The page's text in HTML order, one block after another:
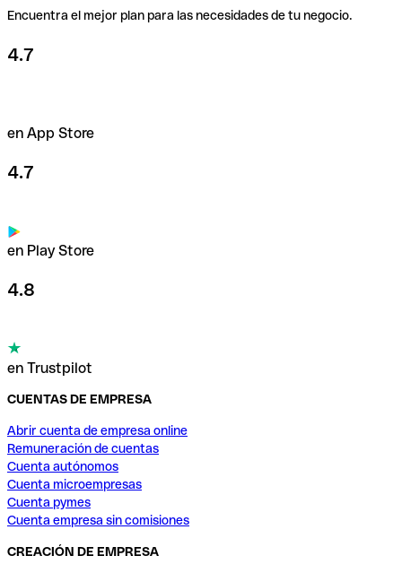
Encuentra el mejor plan para las necesidades de tu negocio.
4.7
en App Store
4.7
en Play Store
4.8
en Trustpilot
CUENTAS DE EMPRESA
Abrir cuenta de empresa online
Remuneración de cuentas
Cuenta autónomos
Cuenta microempresas
Cuenta pymes
Cuenta empresa sin comisiones
CREACIÓN DE EMPRESA